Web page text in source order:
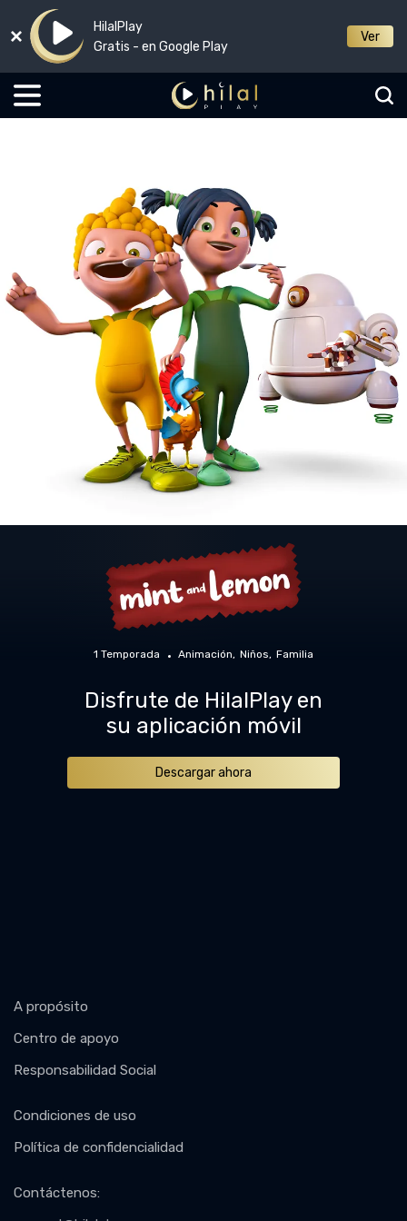
HilalPlay
Gratis - en Google Play
Ver
1 Temporada Animación Niños Familia
Disfrute de HilalPlay en
su aplicación móvil
Descargar ahora
A propósito
Centro de apoyo
Responsabilidad Social
Condiciones de uso
Política de confidencialidad
Contáctenos: